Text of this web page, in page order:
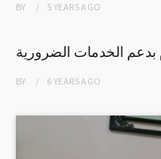
BY 5 YEARSAGO
بدعم الخدمات الضرورية
BY 6 YEARSAGO